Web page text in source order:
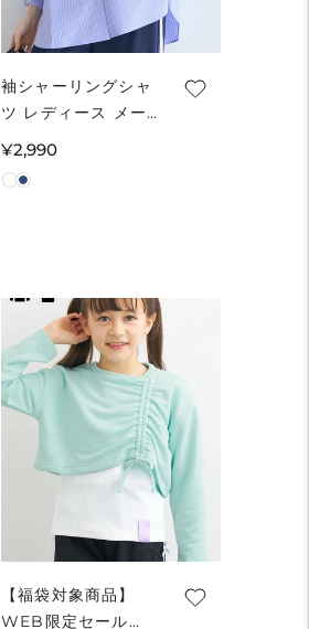
袖シャーリングシャ
ツ レディース メー
ル便不可
通
常
¥2,990
【福袋対象商品】
WEB限定セール